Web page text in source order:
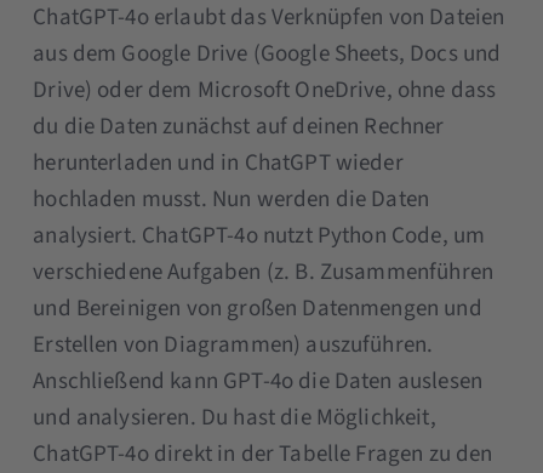
ChatGPT-4o erlaubt das Verknüpfen von Dateien
aus dem Google Drive (Google Sheets, Docs und
Drive) oder dem Microsoft OneDrive, ohne dass
du die Daten zunächst auf deinen Rechner
herunterladen und in ChatGPT wieder
hochladen musst. Nun werden die Daten
analysiert. ChatGPT-4o nutzt Python Code, um
verschiedene Aufgaben (z. B. Zusammenführen
und Bereinigen von großen Datenmengen und
Erstellen von Diagrammen) auszuführen.
Anschließend kann GPT-4o die Daten auslesen
und analysieren. Du hast die Möglichkeit,
ChatGPT-4o direkt in der Tabelle Fragen zu den